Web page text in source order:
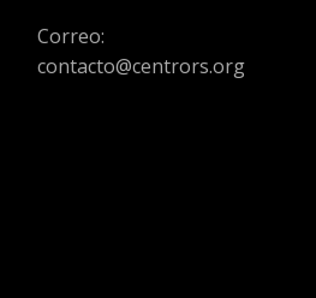
Correo:
contacto@centrors.org